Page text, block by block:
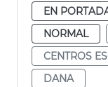
EN
NORMAL
CENTROS
DANA